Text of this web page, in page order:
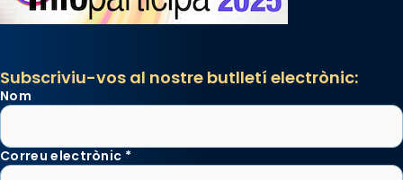
Subscriviu-vos al nostre butlletí electrònic:
Nom
Correu electrònic *